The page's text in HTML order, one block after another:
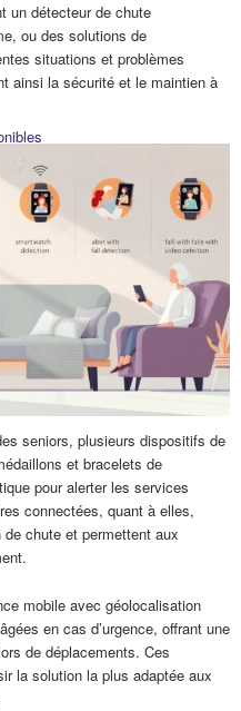
un détecteur de chute
ou des solutions de
situations et problèmes
ainsi la sécurité et le maintien à
seniors, plusieurs dispositifs de
et bracelets de
pour alerter les services
connectées, quant à elles,
chute et permettent aux
mobile avec géolocalisation
en cas d’urgence, offrant une
de déplacements. Ces
la solution la plus adaptée aux